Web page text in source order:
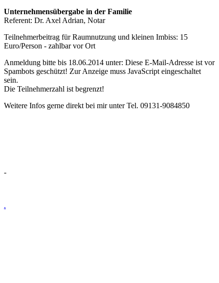
Unternehmensübergabe in der Familie
Referent: Dr. Axel Adrian, Notar
Teilnehmerbeitrag für Raumnutzung und kleinen Imbiss: 15
Euro/Person - zahlbar vor Ort
Anmeldung bitte bis 18.06.2014 unter: Diese E-Mail-Adresse ist vor
Spambots geschützt! Zur Anzeige muss JavaScript eingeschaltet
sein.
Die Teilnehmerzahl ist begrenzt!
Weitere Infos gerne direkt bei mir unter Tel. 09131-9084850
-
.